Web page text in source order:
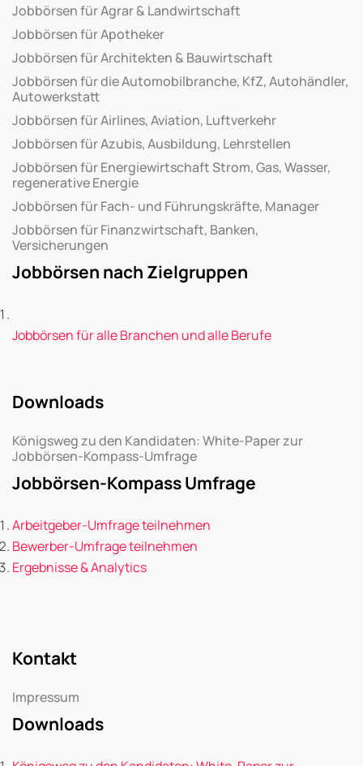
Jobbörsen für Agrar & Landwirtschaft
Jobbörsen für Apotheker
Jobbörsen für Architekten & Bauwirtschaft
Jobbörsen für die Automobilbranche, KfZ, Autohändler,
Autowerkstatt
Jobbörsen für Airlines, Aviation, Luftverkehr
Jobbörsen für Azubis, Ausbildung, Lehrstellen
Jobbörsen für Energiewirtschaft Strom, Gas, Wasser,
regenerative Energie
Jobbörsen für Fach- und Führungskräfte, Manager
Jobbörsen für Finanzwirtschaft, Banken,
Versicherungen
Jobbörsen nach Zielgruppen
Jobbörsen für alle Branchen und alle Berufe
Downloads
Königsweg zu den Kandidaten: White-Paper zur
Jobbörsen-Kompass-Umfrage
Jobbörsen-Kompass Umfrage
Arbeitgeber-Umfrage teilnehmen
Bewerber-Umfrage teilnehmen
Ergebnisse & Analytics
Kontakt
Impressum
Downloads